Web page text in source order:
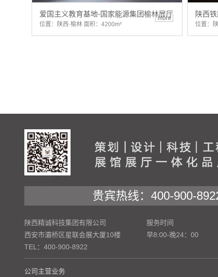
爱国主义教育基地-国家能源集团榆林展厅
位置：陕西·榆林 面积：4200m²
more 陕西
位置：
贵宾热线：400-900-
陕西精诚科技集团有限公司
西安市灞桥区星联会展大厦10楼
TEL：400-900-8922
服务时间
早8:00-晚24：00
公司主营业务